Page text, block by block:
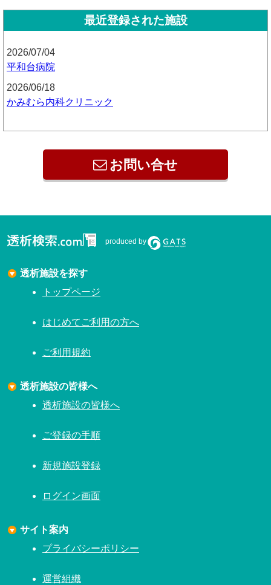
最近登録された施設
2026/07/04
平和台病院
2026/06/18
かみむら内科クリニック
お問い合せ
produced by
透析施設を探す
トップページ
はじめてご利用の方へ
ご利用規約
透析施設の皆様へ
透析施設の皆様へ
ご登録の手順
新規施設登録
ログイン画面
サイト案内
プライバシーポリシー
運営組織